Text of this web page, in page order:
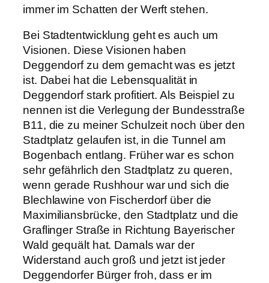
immer im Schatten der Werft stehen.
Bei Stadtentwicklung geht es auch um
Visionen. Diese Visionen haben
Deggendorf zu dem gemacht was es jetzt
ist. Dabei hat die Lebensqualität in
Deggendorf stark profitiert. Als Beispiel zu
nennen ist die Verlegung der Bundesstraße
B11, die zu meiner Schulzeit noch über den
Stadtplatz gelaufen ist, in die Tunnel am
Bogenbach entlang. Früher war es schon
sehr gefährlich den Stadtplatz zu queren,
wenn gerade Rushhour war und sich die
Blechlawine von Fischerdorf über die
Maximiliansbrücke, den Stadtplatz und die
Graflinger Straße in Richtung Bayerischer
Wald gequält hat. Damals war der
Widerstand auch groß und jetzt ist jeder
Deggendorfer Bürger froh, dass er im